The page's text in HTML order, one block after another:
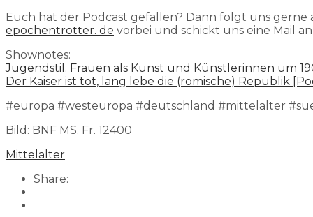
Euch hat der Podcast gefallen? Dann folgt uns gerne
epochentrotter. de vorbei und schickt uns eine Mail
Shownotes:
Jugendstil. Frauen als Kunst und Künstlerinnen um
Der Kaiser ist tot, lang lebe die (römische) Republik
#europa #westeuropa #deutschland #mittelalter
Bild: BNF MS. Fr. 12400
Mittelalter
Share: